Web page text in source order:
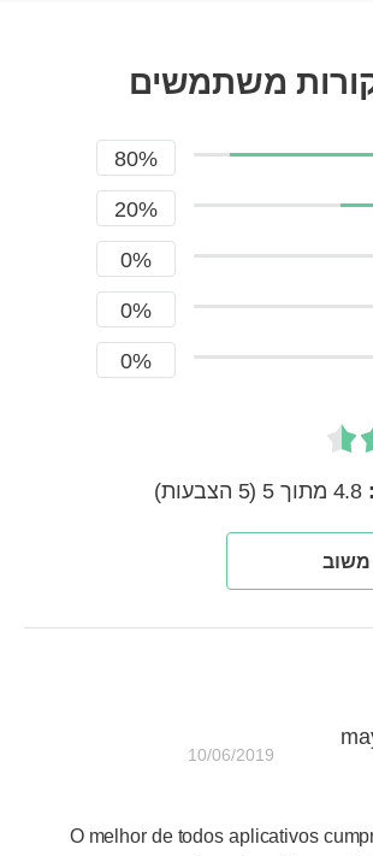
משתמשים
80%
20%
0%
0%
0%
4.8 מתוך 5 (5 הצבעות)
משוב
10/06/2019
O melhor de todos aplicativos